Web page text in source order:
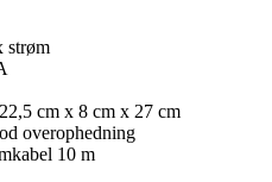
strøm
cm x 8 cm x 27 cm
overophedning
10 m